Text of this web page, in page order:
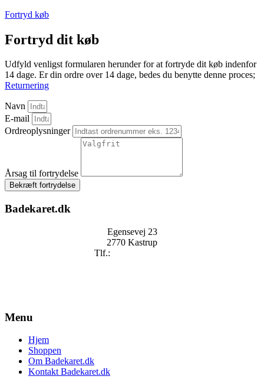
Fortryd køb
Fortryd dit køb
Udfyld venligst formularen herunder for at fortryde dit køb indenfor
14 dage. Er din ordre over 14 dage, bedes du benytte denne proces;
Returnering
Navn
E-mail
Ordreoplysninger
Årsag til fortrydelse
Bekræft fortrydelse
Badekaret.dk
Egensevej 23
2770 Kastrup
Tlf.:
Menu
Hjem
Shoppen
Om Badekaret.dk
Kontakt Badekaret.dk